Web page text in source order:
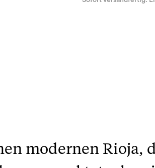
modernen Rioja,